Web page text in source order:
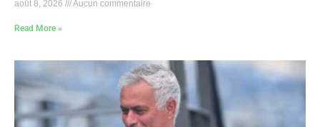
août 8, 2026 Aucun commentaire
Read More »